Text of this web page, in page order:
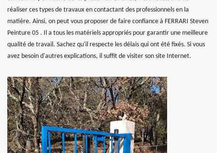
réaliser ces types de travaux en contactant des professionnels en la
matière. Ainsi, on peut vous proposer de faire confiance à FERRARI Steven
Peinture 05 . Il a tous les matériels appropriés pour garantir une meilleure
qualité de travail. Sachez qu'il respecte les délais qui ont été fixés. Si vous
avez besoin d'autres explications, il suffit de visiter son site Internet.